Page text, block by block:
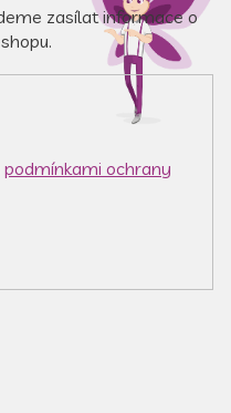
zasílat informace o
podmínkami ochrany